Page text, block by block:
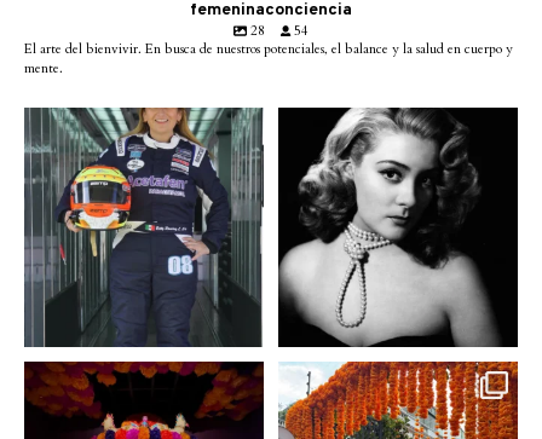
femeninaconciencia
28
54
El arte del bienvivir. En busca de nuestros potenciales, el balance y la salud en cuerpo y
mente.
Conoce a @betty_racing08
la piloto mexicana que ...
3 0
Descanse en paz la gran
diva del cine mexicano
2 0
A partir de hoy miercoles
23 de octubre y hasta el...
No te pierdas la exhibición
de @menchaca.studio...